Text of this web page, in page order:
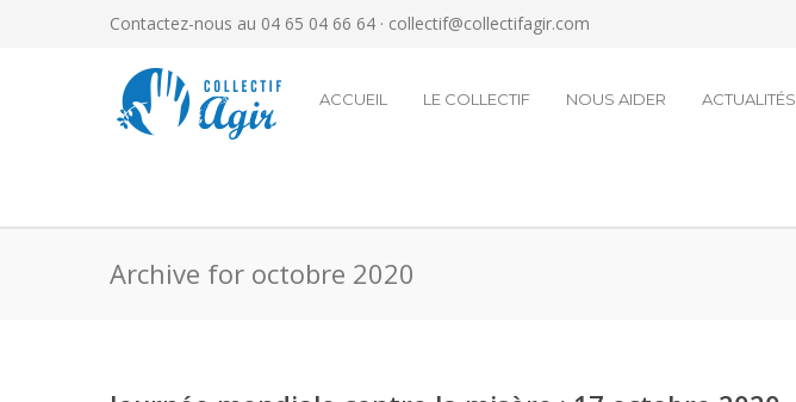
Contactez-nous au 04 65 04 66 64 · collectif@collectifagir.com
ACCUEIL LE COLLECTIF NOUS AIDER ACTUALITÉS
Archive for octobre 2020